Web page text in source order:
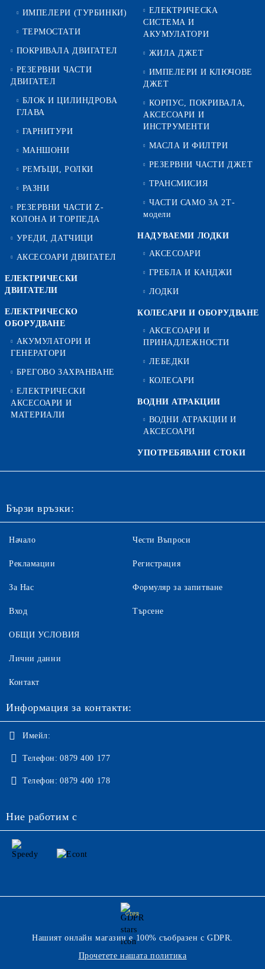
ИМПЕЛЕРИ (ТУРБИНКИ)
ТЕРМОСТАТИ
ПОКРИВАЛА ДВИГАТЕЛ
РЕЗЕРВНИ ЧАСТИ
ДВИГАТЕЛ
БЛОК И ЦИЛИНДРОВА
ГЛАВА
ГАРНИТУРИ
МАНШОНИ
РЕМЪЦИ, РОЛКИ
РАЗНИ
РЕЗЕРВНИ ЧАСТИ Z-
КОЛОНА И ТОРПЕДА
УРЕДИ, ДАТЧИЦИ
АКСЕСОАРИ ДВИГАТЕЛ
ЕЛЕКТРИЧЕСКИ
ДВИГАТЕЛИ
ЕЛЕКТРИЧЕСКО
ОБОРУДВАНЕ
АКУМУЛАТОРИ И
ГЕНЕРАТОРИ
БРЕГОВО ЗАХРАНВАНЕ
ЕЛЕКТРИЧЕСКИ
АКСЕСОАРИ И
МАТЕРИАЛИ
ЕЛЕКТРИЧЕСКА
СИСТЕМА И
АКУМУЛАТОРИ
ЖИЛА ДЖЕТ
ИМПЕЛЕРИ И КЛЮЧОВЕ
ДЖЕТ
КОРПУС, ПОКРИВАЛА,
АКСЕСОАРИ И
ИНСТРУМЕНТИ
МАСЛА И ФИЛТРИ
РЕЗЕРВНИ ЧАСТИ ДЖЕТ
ТРАНСМИСИЯ
ЧАСТИ САМО ЗА 2Т-
модели
НАДУВАЕМИ ЛОДКИ
АКСЕСОАРИ
ГРЕБЛА И КАНДЖИ
ЛОДКИ
КОЛЕСАРИ И ОБОРУДВАНЕ
АКСЕСОАРИ И
ПРИНАДЛЕЖНОСТИ
ЛЕБЕДКИ
КОЛЕСАРИ
ВОДНИ АТРАКЦИИ
ВОДНИ АТРАКЦИИ И
АКСЕСОАРИ
УПОТРЕБЯВАНИ СТОКИ
Бързи връзки:
Начало
Рекламации
За Нас
Вход
Чести Въпроси
Регистрация
Формуляр за запитване
Търсене
ОБЩИ УСЛОВИЯ
Лични данни
Контакт
Информация за контакти:
Имейл:
Телефон: 0879 400 177
Телефон: 0879 400 178
Ние работим с
GDPR
Нашият онлайн магазин е 100% съобразен с GDPR.
Прочетете нашата политика